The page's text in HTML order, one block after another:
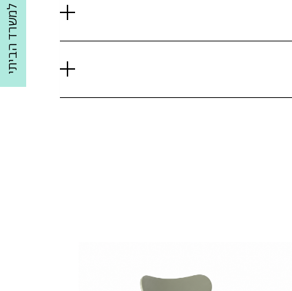
למשרד הביתי